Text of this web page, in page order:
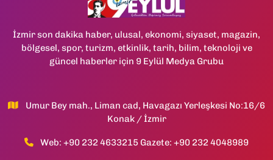
İzmir son dakika haber, ulusal, ekonomi, siyaset, magazin,
bölgesel, spor, turizm, etkinlik, tarih, bilim, teknoloji ve
güncel haberler için 9 Eylül Medya Grubu
Umur Bey mah., Liman cad, Havagazı Yerleşkesi No:16/6
Konak / İzmir
Web: +90 232 4633215 Gazete: +90 232 4048989